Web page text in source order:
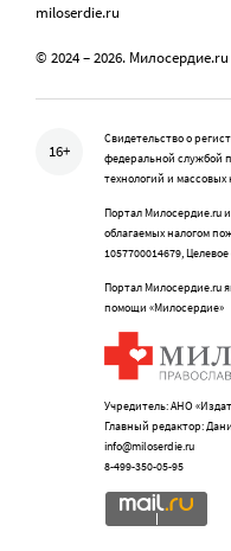
miloserdie.ru
© 2024 – 2026. Милосердие.ru
16+
Свидетельство о
федеральной службой
технологий и
Портал Милосердие.ru
облагаемых налогом
1057700014679,
Портал Милосердие.ru
помощи «Милосердие»
Учредитель: АНО
Главный редактор:
info@miloserdie.ru
8-499-350-05-95